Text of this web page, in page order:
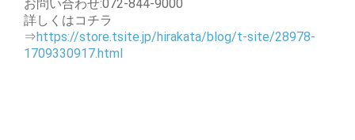
お問い合わせ:072-844-9000
詳しくはコチラ
⇒https://store.tsite.jp/hirakata/blog/t-site/28978-
1709330917.html